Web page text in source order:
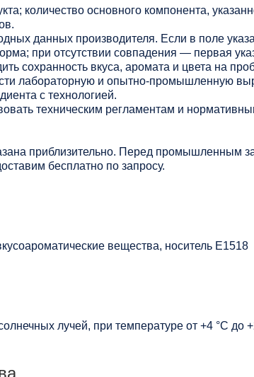
количество основного компонента,
данных производителя. Если в поле
при отсутствии совпадения — первая
сохранность вкуса, аромата и цвета на
лабораторную и опытно-промышленную
с технологией.
техническим регламентам и
приблизительно. Перед промышленным
бесплатно по запросу.
вещества, носитель Е1518
лучей, при температуре от +4 °C до